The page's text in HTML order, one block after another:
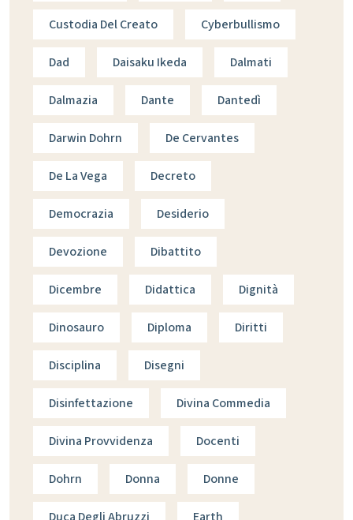
Custodia Del Creato Cyberbullismo
Dad Daisaku Ikeda Dalmati
Dalmazia Dante Dantedì
Darwin Dohrn De Cervantes
De La Vega Decreto
Democrazia Desiderio
Devozione Dibattito
Dicembre Didattica Dignità
Dinosauro Diploma Diritti
Disciplina Disegni
Disinfettazione Divina Commedia
Divina Provvidenza Docenti
Dohrn Donna Donne